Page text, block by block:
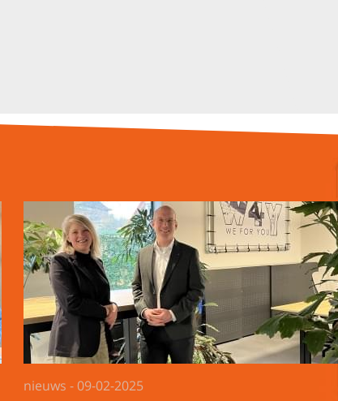
nieuws - 09-02-2025